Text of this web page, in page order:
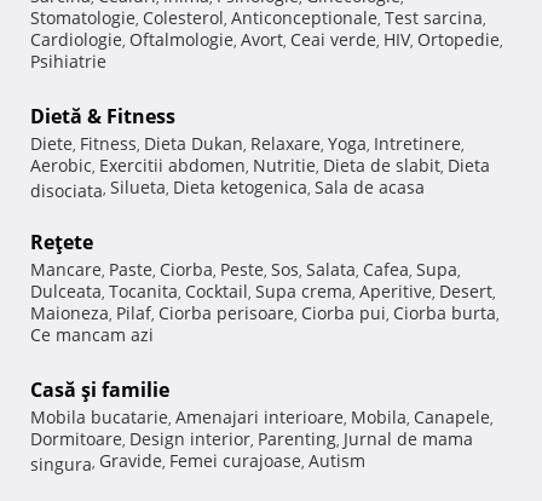
Stomatologie, Colesterol, Anticonceptionale, Test sarcina,
Cardiologie, Oftalmologie, Avort, Ceai verde, HIV, Ortopedie,
Psihiatrie
Dietă & Fitness
Diete, Fitness, Dieta Dukan, Relaxare, Yoga, Intretinere,
Aerobic, Exercitii abdomen, Nutritie, Dieta de slabit, Dieta
disociata, Silueta, Dieta ketogenica, Sala de acasa
Reţete
Mancare, Paste, Ciorba, Peste, Sos, Salata, Cafea, Supa,
Dulceata, Tocanita, Cocktail, Supa crema, Aperitive, Desert,
Maioneza, Pilaf, Ciorba perisoare, Ciorba pui, Ciorba burta,
Ce mancam azi
Casă şi familie
Mobila bucatarie, Amenajari interioare, Mobila, Canapele,
Dormitoare, Design interior, Parenting, Jurnal de mama
singura, Gravide, Femei curajoase, Autism